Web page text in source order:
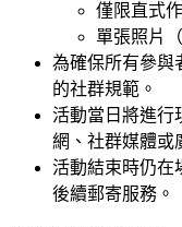
僅限直式
單張照片
為確保所有參與
的社群規範。
活動當日將進行
網、社群媒體或
活動結束時仍在
後續郵寄服務。